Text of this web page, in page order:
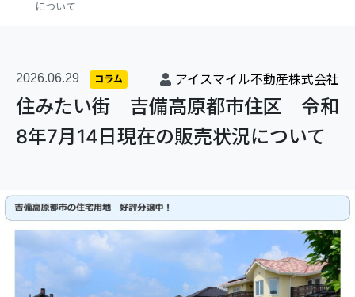
について
2026.06.29 コラム アイスマイル不動産株式会社
住みたい街 吉備高原都市住区 令和
8年7月14日現在の販売状況について